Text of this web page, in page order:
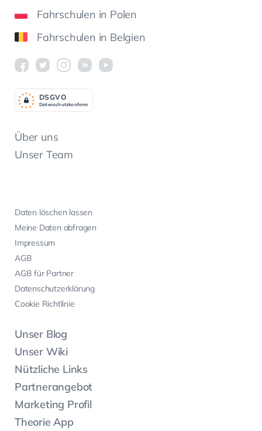
Fahrschulen in Polen
Fahrschulen in Belgien
Über uns
Unser Team
Daten löschen lassen
Meine Daten abfragen
Impressum
AGB
AGB für Partner
Datenschutzerklärung
Cookie Richtlinie
Unser Blog
Unser Wiki
Nützliche Links
Partnerangebot
Marketing Profil
Theorie App
Datenschutzkonform
DSGVO